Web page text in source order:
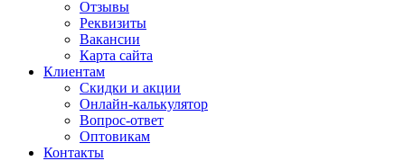
Отзывы
Реквизиты
Вакансии
Карта сайта
Клиентам
Скидки и акции
Онлайн-калькулятор
Вопрос-ответ
Оптовикам
Контакты